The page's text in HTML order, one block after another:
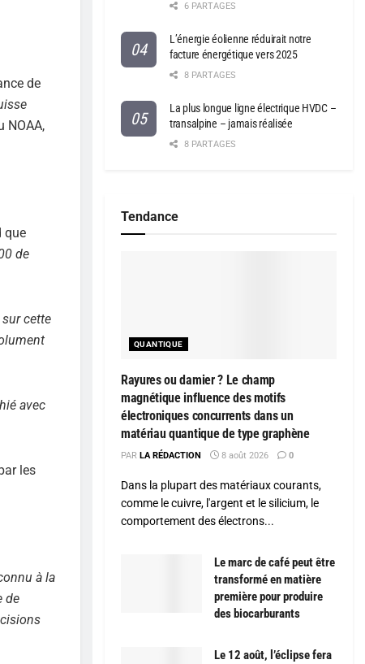
de
NOAA,
que
de
cette
avec
les
à la
de
6 PARTAGES
L’énergie éolienne réduirait notre
facture énergétique vers 2025
8 PARTAGES
La plus longue ligne électrique HVDC –
transalpine – jamais réalisée
8 PARTAGES
Tendance
QUANTIQUE
Rayures ou damier ? Le champ
magnétique influence des motifs
électroniques concurrents dans un
matériau quantique de type graphène
PAR LA RÉDACTION 8 août 2026 0
Dans la plupart des matériaux courants,
comme le cuivre, l'argent et le silicium, le
comportement des électrons...
Le marc de café peut être
transformé en matière
première pour produire
des biocarburants
Le 12 août, l’éclipse fera